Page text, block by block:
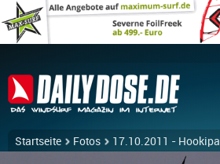
Startseite Fotos 17.10.2011 - Hookipa